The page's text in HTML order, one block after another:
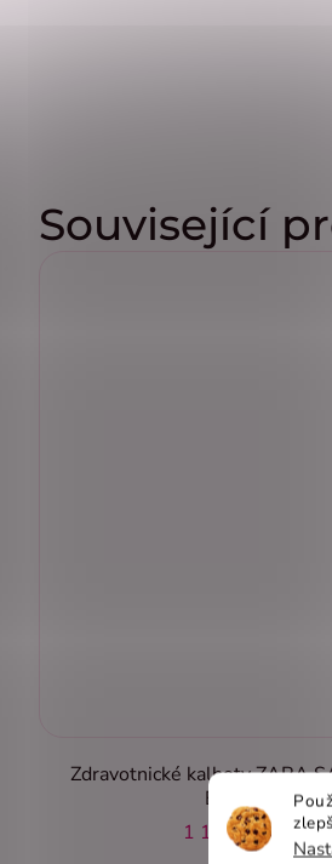
Související
Zdravotnické kalhoty ZARA
Bílá
1 113 Kč